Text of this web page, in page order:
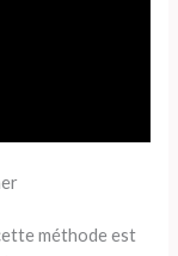
méthode est